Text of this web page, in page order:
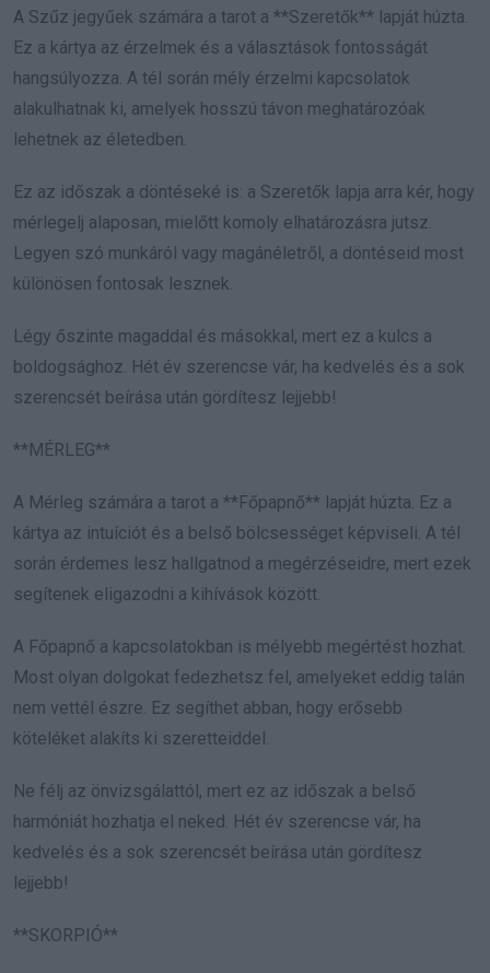
A Szűz jegyűek számára a tarot a **Szeretők** lapját húzta.
Ez a kártya az érzelmek és a választások fontosságát
hangsúlyozza. A tél során mély érzelmi kapcsolatok
alakulhatnak ki, amelyek hosszú távon meghatározóak
lehetnek az életedben.
Ez az időszak a döntéseké is: a Szeretők lapja arra kér, hogy
mérlegelj alaposan, mielőtt komoly elhatározásra jutsz.
Legyen szó munkáról vagy magánéletről, a döntéseid most
különösen fontosak lesznek.
Légy őszinte magaddal és másokkal, mert ez a kulcs a
boldogsághoz. Hét év szerencse vár, ha kedvelés és a sok
szerencsét beírása után gördítesz lejjebb!
**MÉRLEG**
A Mérleg számára a tarot a **Főpapnő** lapját húzta. Ez a
kártya az intuíciót és a belső bölcsességet képviseli. A tél
során érdemes lesz hallgatnod a megérzéseidre, mert ezek
segítenek eligazodni a kihívások között.
A Főpapnő a kapcsolatokban is mélyebb megértést hozhat.
Most olyan dolgokat fedezhetsz fel, amelyeket eddig talán
nem vettél észre. Ez segíthet abban, hogy erősebb
köteléket alakíts ki szeretteiddel.
Ne félj az önvizsgálattól, mert ez az időszak a belső
harmóniát hozhatja el neked. Hét év szerencse vár, ha
kedvelés és a sok szerencsét beírása után gördítesz
lejjebb!
**SKORPIÓ**